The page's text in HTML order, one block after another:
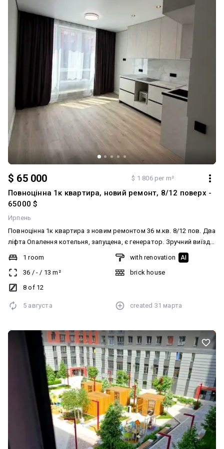
територія, сучасні дитячі майданчики - Парковка біля будинку, є
Додатково: Планування: Роздільна. Санвузол: Суміжний. Система
опалення: Індивідуальне газове. Ремонт: Євроремонт.
Меблювання: Так. Мультимедіа: Швидкісний інтернет, Wi-Fi.
Комфорт: Відеоспостереження, Кондиціонер, Балкон, лоджія,
Ванна, Гостьовий паркінг, Підігрів підлоги, Меблі на кухні,
Панорамні вікна, Паркувальне місце, Охорона території.
Комунікації: Асфальтована дорога, Центральна каналізація,
Електрика, Вивіз відходів, Газ, Центральний водопровід
$ 65 000 $ 1 806 per m²
Повноцінна 1к квартира, новий ремонт, 8/12 поверх -
65000 $
Ирпень
Повноцінна 1к квартира з новим ремонтом 36 м.кв. 8/12 пов. Два
ліфта Опалення котельня, запущена, є генератор. Зручний виїзд
до Києва (5 км) Ціна 65000 $ без комісії Телефонуйте, відповім на
Євроремонт
1 room
36 / - / 13 m²
8 of 12
with renovation AI
brick house
5 августа created 31 марта